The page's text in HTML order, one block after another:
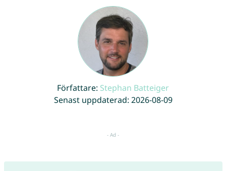
Författare: Stephan Batteiger
Senast uppdaterad: 2026-08-09